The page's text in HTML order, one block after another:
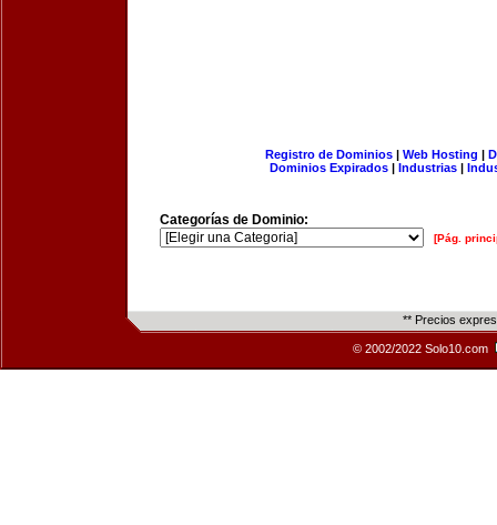
Registro de Dominios| Web Hosting |
Dominios Expirados | Industrias |
Categorías de Dominio:
[Pág.
** Precios
© 2002/2022 Solo10.com